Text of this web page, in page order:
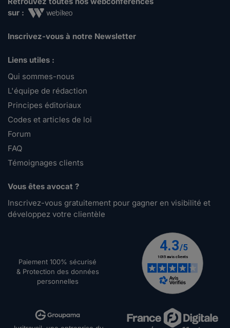
sur :
Inscrivez-vous à notre Newsletter
Liens utiles :
Qui sommes-nous
L'équipe de rédaction
Principes éditoriaux
Codes et articles de loi
Forum
FAQ
Témoignages clients
Vous êtes avocat ?
Inscrivez-vous gratuitement pour gagner en visibilité et
développez votre clientèle
Paiement 100% sécurisé
& Protection des données
personnelles